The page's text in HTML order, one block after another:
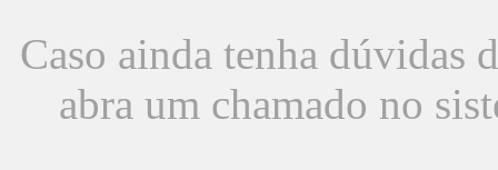
Caso ainda tenha dúvidas
abra um chamado no